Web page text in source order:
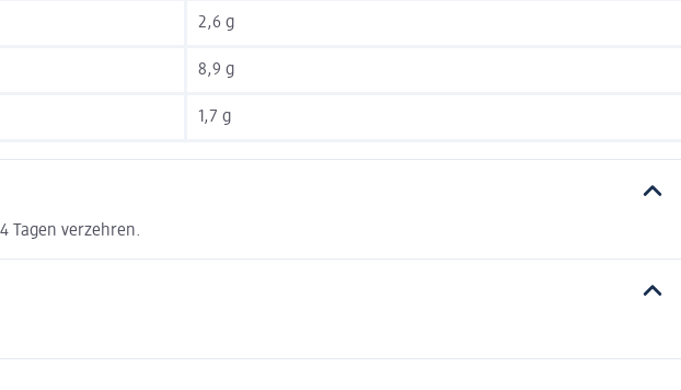
2,6 g
8,9 g
1,7 g
Tagen verzehren.